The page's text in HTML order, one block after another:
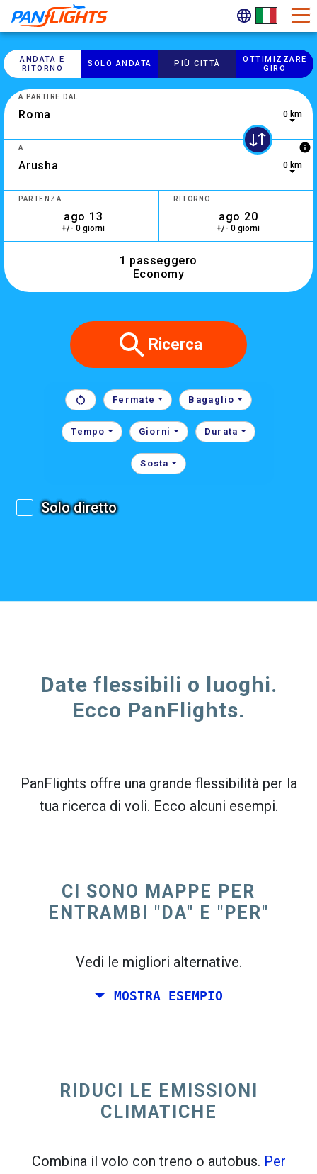
ANDATA E
RITORNO
SOLO ANDATA PIÙ CITTÀ
OTTIMIZZARE
GIRO
A PARTIRE DAL
0 km
2 results are available, use up and down arrow keys to
A info
0 km
PARTENZA
+/- 0 giorni
RITORNO
+/- 0 giorni
1 passeggero
Economy
Ricerca
Fermate Bagaglio
Tempo Giorni Durata
Sosta
Solo diretto
Date flessibili o luoghi.
Ecco PanFlights.
PanFlights offre una grande flessibilità per la
tua ricerca di voli. Ecco alcuni esempi.
CI SONO MAPPE PER
ENTRAMBI "DA" E "PER"
Vedi le migliori alternative.
MOSTRA ESEMPIO
RIDUCI LE EMISSIONI
CLIMATICHE
Combina il volo con treno o autobus. Per